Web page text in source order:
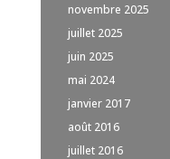
novembre 2025
juillet 2025
juin 2025
mai 2024
janvier 2017
août 2016
juillet 2016